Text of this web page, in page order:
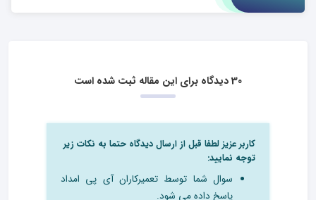
30 دیدگاه برای این مقاله ثبت شده است
کاربر عزیز لطفا قبل از ارسال دیدگاه حتما به نکات زیر
توجه نمایید:
سوال شما توسط تعمیرکاران آی پی امداد
پاسخ داده می شود.